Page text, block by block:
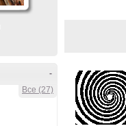
-
Все (27)